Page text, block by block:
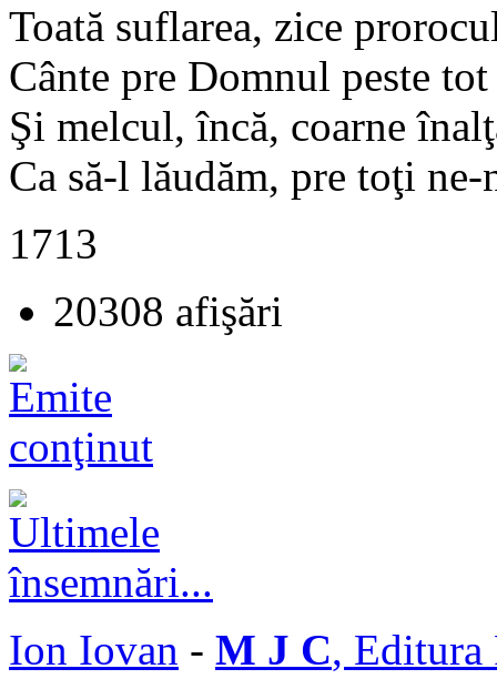
Toată suflarea, zice
Cânte pre Domnul peste
Şi melcul, încă, coarne
Ca să-l lăudăm, pre toţi ne-
1713
20308 afişări
Ion Iovan - M J C, Editura